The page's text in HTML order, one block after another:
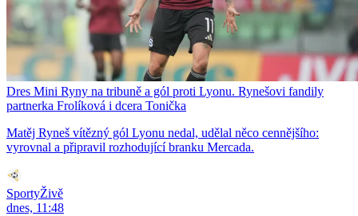
Dres Mini Ryny na tribuně a gól proti Lyonu. Rynešovi fandily
partnerka Frolíková i dcera Tonička
Matěj Ryneš vítězný gól Lyonu nedal, udělal něco cennějšího:
vyrovnal a připravil rozhodující branku Mercada.
SportyŽivě
dnes, 11:48